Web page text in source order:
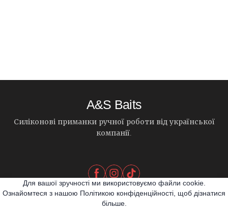
A&S Baits
Силіконові приманки ручної роботи від української
компанії.
Для вашої зручності ми використовуємо файли cookie.
Ознайомтеся з нашою Політикою конфіденційності, щоб дізнатися
більше.